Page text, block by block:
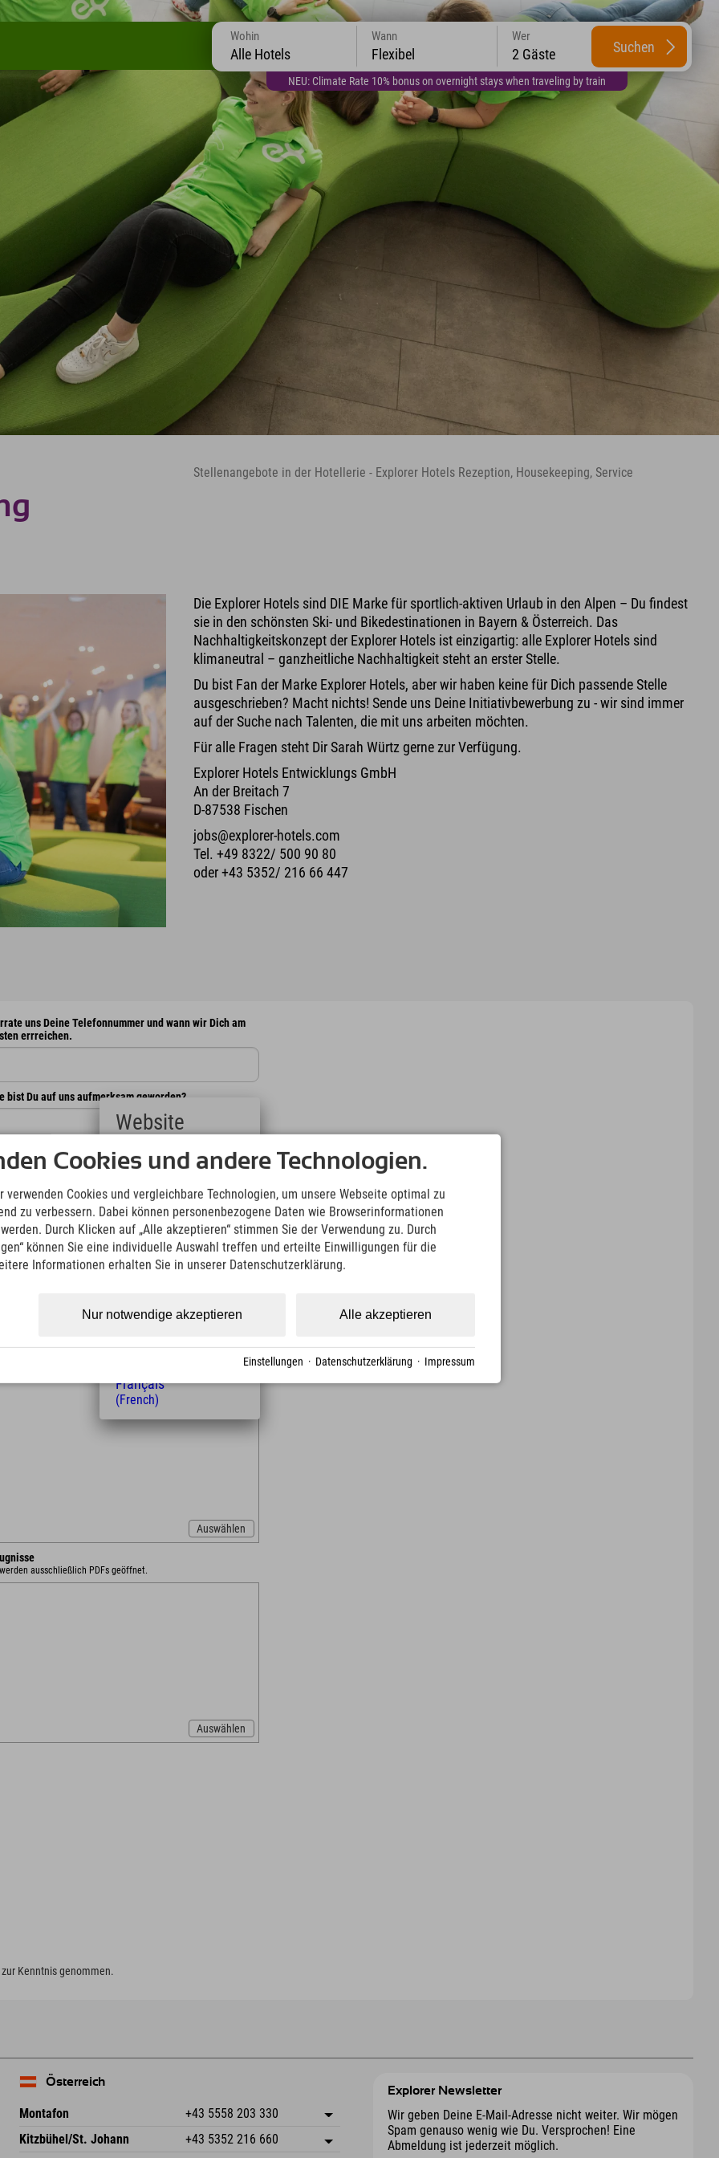
NEU: Climate Rate 10% bonus on overnight stays when traveling by train
Wohin
Alle Hotels
Wann
Flexibel
Wer
2 Gäste Suchen
Stellenangebote in der Hotellerie - Explorer Hotels Rezeption, Housekeeping, Service
Die Explorer Hotels sind DIE Marke für sportlich-aktiven Urlaub in den Alpen – Du findest
sie in den schönsten Ski- und Bikedestinationen in Bayern & Österreich. Das
Nachhaltigkeitskonzept der Explorer Hotels ist einzigartig: alle Explorer Hotels sind
klimaneutral – ganzheitliche Nachhaltigkeit steht an erster Stelle.
Du bist Fan der Marke Explorer Hotels, aber wir haben keine für Dich passende Stelle
ausgeschrieben? Macht nichts! Sende uns Deine Initiativbewerbung zu - wir sind immer
auf der Suche nach Talenten, die mit uns arbeiten möchten.
Für alle Fragen steht Dir Sarah Würtz gerne zur Verfügung.
Explorer Hotels Entwicklungs GmbH
An der Breitach 7
D-87538 Fischen
jobs@explorer-hotels.com
Tel. +49 8322/ 500 90 80
oder +43 5352/ 216 66 447
uns Deine Telefonnummer und wann wir Dich am
errreichen.
bist Du auf uns aufmerksam geworden?
ausschließlich PDFs geöffnet.
Auswählen
ausschließlich PDFs geöffnet.
Auswählen
zur Kenntnis genommen.
Österreich
Montafon +43 5558 203 330
Dorfstr. 127b
Adresse speichern
Kitzbühel/St. Johann +43 5352 216 660
Explorer Newsletter
Wir geben Deine E-Mail-Adresse nicht weiter. Wir mögen
Spam genauso wenig wie Du. Versprochen! Eine
Abmeldung ist jederzeit möglich.
Cookies und andere Technologien.
verwenden Cookies und vergleichbare Technologien, um unsere Webseite optimal zu
zu verbessern. Dabei können personenbezogene Daten wie Browserinformationen
Durch Klicken auf „Alle akzeptieren“ stimmen Sie der Verwendung zu. Durch
können Sie eine individuelle Auswahl treffen und erteilte Einwilligungen für die
Informationen erhalten Sie in unserer Datenschutzerklärung.
Alle akzeptieren
Nur notwendige akzeptieren
Einstellungen · Datenschutzerklärung · Impressum
Website
Deutsch
(German)
English
(English)
Italiano
(Italian)
Čeština
(Czech)
Magyar
Nederlands
Français
(French)